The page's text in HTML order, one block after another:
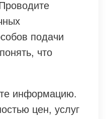
подачи
что
информацию.
цен, услуг